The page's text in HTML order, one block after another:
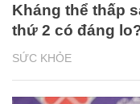
SỨC KHỎE
Kháng thể thấp
thứ 2 có đáng